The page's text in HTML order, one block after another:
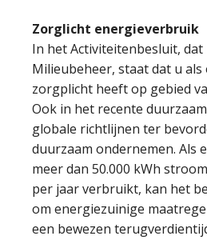
Zorglicht energieverbruik
In het Activiteitenbesluit,
Milieubeheer, staat dat u
zorgplicht heeft op gebied
Ook in het recente
globale richtlijnen ter
duurzaam ondernemen. Als
meer dan 50.000 kWh
per jaar verbruikt, kan het
om energiezuinige
een bewezen